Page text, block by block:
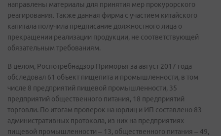
направлены материалы для принятия мер прокурорского
реагирования. Также данная фирма с участием китайского
капитала получила предписание должностного лица о
прекращении реализации продукции, не соответствующей
обязательным требованиям.
В целом, Роспотребнадзор Приморья за август 2017 года
обследовал 61 объект пищепита и промышленности, в том
числе 8 предприятий пищевой промышленности, 35
предприятий общественного питания, 18 предприятий
торговли. По итогам проверок на юрлиц и ИП составлено 83
административных протокола, из них на предприятиях
пищевой промышленности – 13, общественного питания – 49,